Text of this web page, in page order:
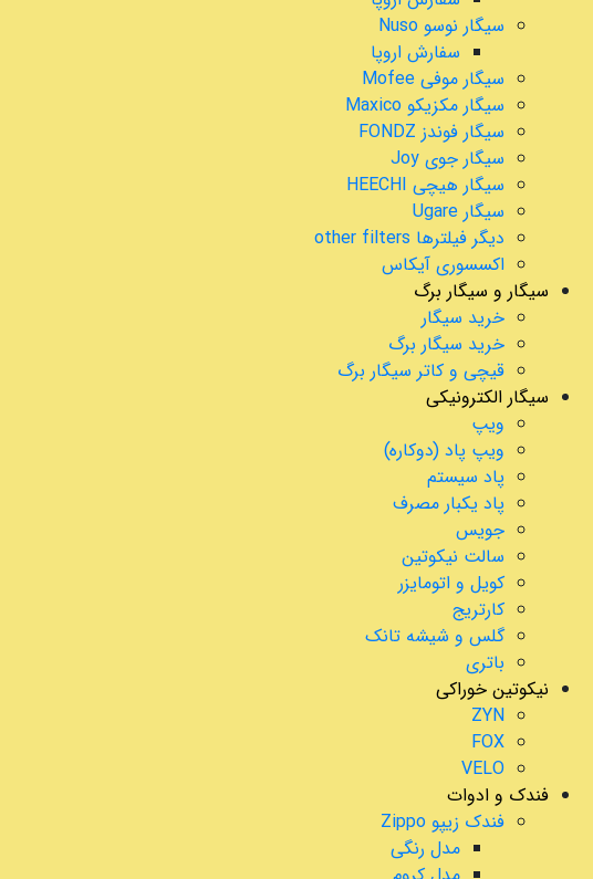
سیگار نوسو Nuso
سفارش اروپا
سیگار موفی Mofee
سیگار مکزیکو Maxico
سیگار فوندز FONDZ
سیگار جوی Joy
سیگار هیچی HEECHI
سیگار Ugare
دیگر فیلترها other filters
اکسسوری آیکاس
سیگار و سیگار برگ
خرید سیگار
خرید سیگار برگ
قیچی و کاتر سیگار برگ
سیگار الکترونیکی
ویپ
ویپ پاد (دوکاره)
پاد سیستم
پاد یکبار مصرف
جویس
سالت نیکوتین
کویل و اتومایزر
کارتریج
گلس و شیشه تانک
باتری
نیکوتین خوراکی
ZYN
FOX
VELO
فندک و ادوات
فندک زیپو Zippo
مدل رنگی